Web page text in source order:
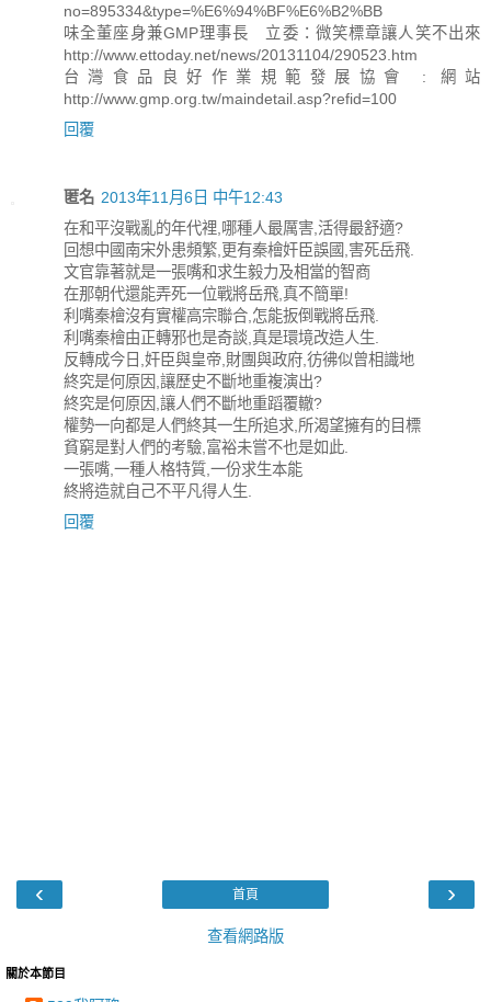
no=895334&type=%E6%94%BF%E6%B2%BB
味全董座身兼GMP理事長 立委：微笑標章讓人笑不出來
http://www.ettoday.net/news/20131104/290523.htm
台灣食品良好作業規範發展協會 : 網站
http://www.gmp.org.tw/maindetail.asp?refid=100
回覆
匿名 2013年11月6日 中午12:43
在和平沒戰亂的年代裡,哪種人最厲害,活得最舒適?
回想中國南宋外患頻繁,更有秦檜奸臣誤國,害死岳飛.
文官靠著就是一張嘴和求生毅力及相當的智商
在那朝代還能弄死一位戰將岳飛,真不簡單!
利嘴秦檜沒有實權高宗聯合,怎能扳倒戰將岳飛.
利嘴秦檜由正轉邪也是奇談,真是環境改造人生.
反轉成今日,奸臣與皇帝,財團與政府,彷彿似曾相識地
終究是何原因,讓歷史不斷地重複演出?
終究是何原因,讓人們不斷地重蹈覆轍?
權勢一向都是人們終其一生所追求,所渴望擁有的目標
貧窮是對人們的考驗,富裕未嘗不也是如此.
一張嘴,一種人格特質,一份求生本能
終將造就自己不平凡得人生.
回覆
‹ ›
首頁
查看網路版
關於本節目